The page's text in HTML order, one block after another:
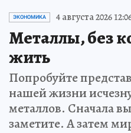
ЭКОНОМИКА 4 августа 2026
Металлы, без
жить
Попробуйте
нашей жизни
металлов. Сначала
заметите. А затем